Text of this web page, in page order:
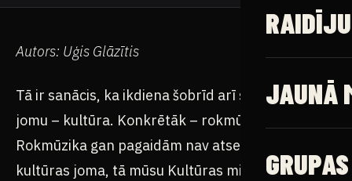
JAUNĀ
GRUPAS
Autors: Uģis Glāzītis
Tā ir sanācis, ka ikdiena šobrīd arī saistīta ar
jomu – kultūra. Konkrētāk – rokmūziku.
Rokmūzika gan pagaidām nav atsevišķi izdalīta
kultūras joma, tā mūsu Kultūras ministrijas